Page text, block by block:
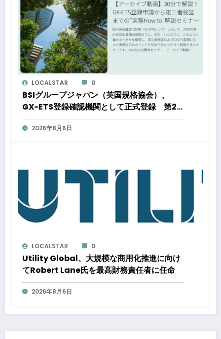
LOCALSTAR 0
BSIグループジャパン（英国規格協会）、
GX-ETS登録確認機関として正式登録 第2
フェーズ開始で制度対応が義務化、企業の対
応はどう変わるのか？ 法的拘束力をもつ
2026年8月6日
LOCALSTAR 0
Utility Global、大規模な商用化推進に向け
てRobert Lane氏を最高財務責任者に任命
2026年8月6日